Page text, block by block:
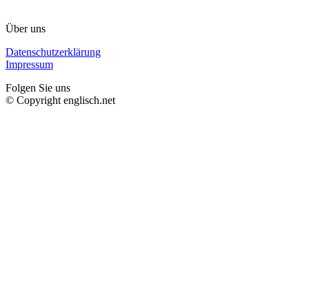
Über uns
Datenschutzerklärung
Impressum
Folgen Sie uns
© Copyright englisch.net